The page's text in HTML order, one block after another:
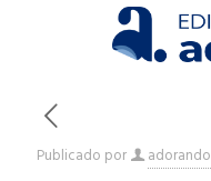
Publicado por adorando